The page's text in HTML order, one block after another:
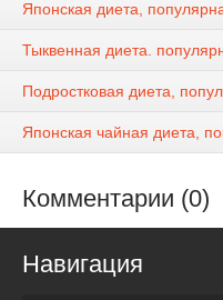
Японская диета,
Тыквенная диета.
Подростковая диета,
Японская чайная диета,
Комментарии (0)
Навигация